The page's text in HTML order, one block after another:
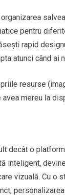
pentru
rapid
atunci când ai
resurse
mereu la
decât o
inteligent,
vizuală. Cu o